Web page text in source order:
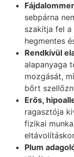
sebpárna
szakítja fel
hegmentes
Rendkívül
alapanyaga
mozgását,
bőrt
Erős,
ragasztója
fizikai
Plum